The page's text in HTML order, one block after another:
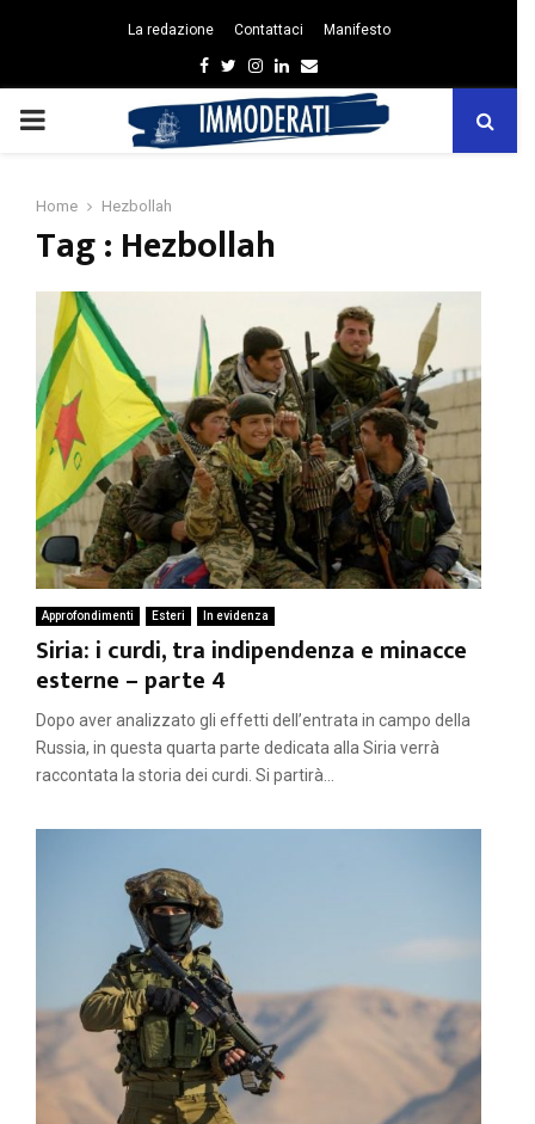
La redazione Contattaci Manifesto
Facebook
Twitter
Instagram
Linkedin
Email
PRIMARY
Home Hezbollah
Tag : Hezbollah
Approfondimenti Esteri In evidenza
Siria: i curdi, tra indipendenza e minacce
esterne – parte 4
Dopo aver analizzato gli effetti dell’entrata in campo della
Russia, in questa quarta parte dedicata alla Siria verrà
raccontata la storia dei curdi. Si partirà...